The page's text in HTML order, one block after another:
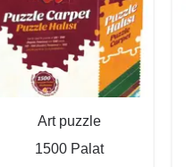
Art puzzle
1500 Palat